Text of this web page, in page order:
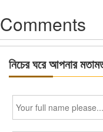
Comments
নিচের ঘরে আপনার